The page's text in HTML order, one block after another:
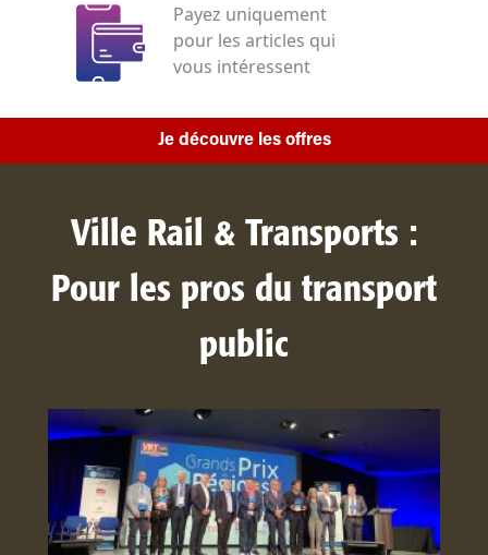
Payez uniquement
pour les articles qui
vous intéressent
Je découvre les offres
Ville Rail & Transports :
Pour les pros du transport
public